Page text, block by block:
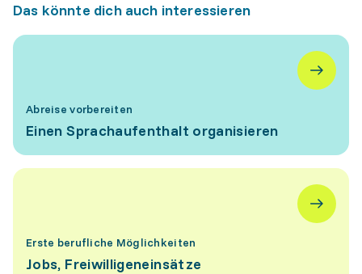
Das könnte dich auch interessieren
Abreise vorbereiten
Einen Sprachaufenthalt organisieren
Erste berufliche Möglichkeiten
Jobs, Freiwilligeneinsätze